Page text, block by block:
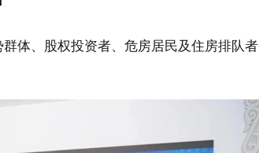
体、股权投资者、危房居民及住房排队者